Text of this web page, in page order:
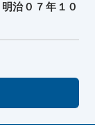
明治０７年１０